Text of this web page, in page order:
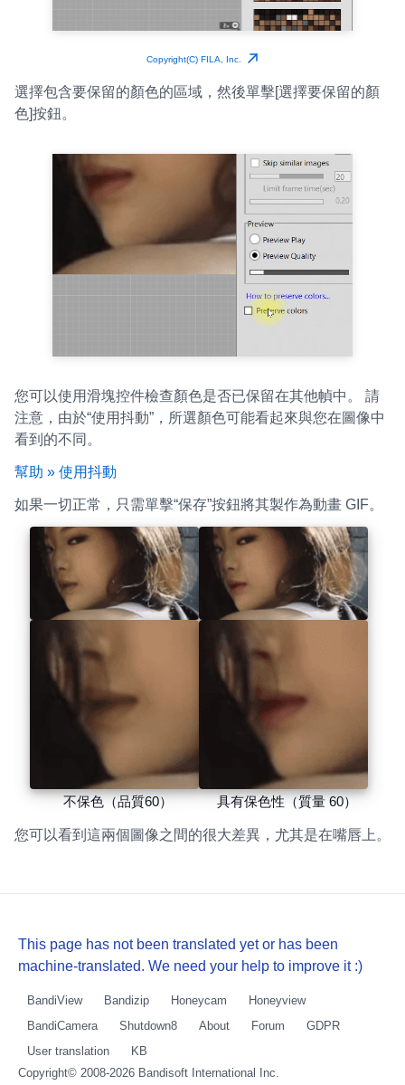
Copyright(C) FILA, Inc.
選擇包含要保留的顏色的區域，然後單擊[選擇要保留的顏
色]按鈕。
您可以使用滑塊控件檢查顏色是否已保留在其他幀中。 請
注意，由於“使用抖動”，所選顏色可能看起來與您在圖像中
看到的不同。
幫助 » 使用抖動
如果一切正常，只需單擊“保存”按鈕將其製作為動畫 GIF。
不保色（品質60） 具有保色性（質量 60）
您可以看到這兩個圖像之間的很大差異，尤其是在嘴唇上。
This page has not been translated yet or has been
machine-translated. We need your help to improve it :)
BandiView Bandizip Honeycam
Honeyview
BandiCamera
Shutdown8 About Forum
GDPR
User translation
KB
Copyright© 2008-2026 Bandisoft International Inc.